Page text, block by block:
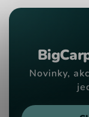
Novinky,